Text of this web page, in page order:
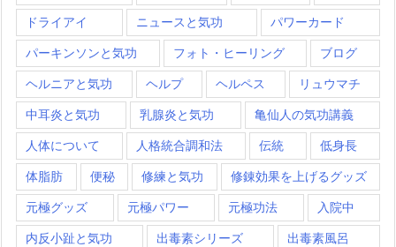
ドライアイ ニュースと気功 パワーカード
パーキンソンと気功 フォト・ヒーリング ブログ
ヘルニアと気功 ヘルプ ヘルペス リュウマチ
中耳炎と気功 乳腺炎と気功 亀仙人の気功講義
人体について 人格統合調和法 伝統 低身長
体脂肪 便秘 修練と気功 修錬効果を上げるグッズ
元極グッズ 元極パワー 元極功法 入院中
内反小趾と気功 出毒素シリーズ 出毒素風呂